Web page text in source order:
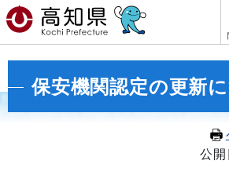
保安機関認定の更新
公開